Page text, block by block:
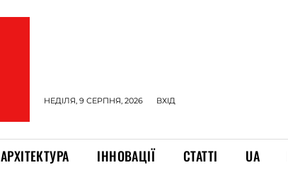
НЕДІЛЯ, 9 СЕРПНЯ, 2026 ВХІД
АРХІТЕКТУРА ІННОВАЦІЇ СТАТТІ UA